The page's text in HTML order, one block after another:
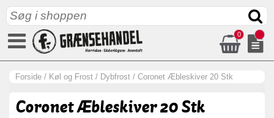
0
Forside / Køl og Frost / Dybfrost / Coronet Æbleskiver 20 Stk
Coronet Æbleskiver 20 Stk